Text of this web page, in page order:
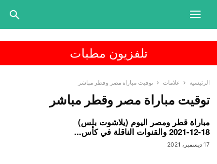
تلفزيون مطبات
الرئيسية علامات توقيت مباراة مصر وقطر مباشر
توقيت مباراة مصر وقطر مباشر
مباراة قطر ومصر اليوم (يلاشوت بلس)
18-12-2021 والقنوات الناقلة في كأس...
17 ديسمبر، 2021